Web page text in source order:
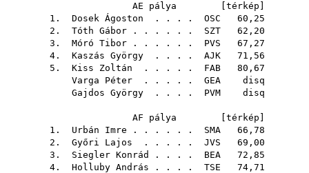
AE pálya [ térkép
1. Dosek Ágoston . . . . OSC 60,25
2. Tóth Gábor . . . . . . SZT 62,20
3. Móró Tibor . . . . . . PVS 67,27
4. Kaszás György . . . . AJK 71,56
5. Kiss Zoltán . . . . . FAB 80,67
Varga Péter . . . . . GEA disq
Gajdos György . . . . PVM disq
AF pálya [ térkép
1. Urbán Imre . . . . . . SMA 66,78
2. Győri Lajos . . . . . JVS 69,00
3. Siegler Konrád . . . . BEA 72,85
4. Holluby András . . . . TSE 74,71